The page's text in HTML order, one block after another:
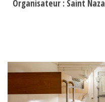
Organisateur : Saint